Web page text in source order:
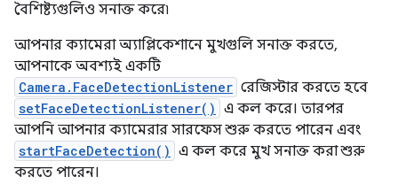
বৈশিষ্ট্যগুলিও সনাক্ত করে৷
আপনার ক্যামেরা অ্যাপ্লিকেশানে মুখগুলি সনাক্ত করতে,
আপনাকে অবশ্যই একটি
Camera.FaceDetectionListener রেজিস্টার করতে হবে
setFaceDetectionListener() এ কল করে। তারপর
আপনি আপনার ক্যামেরার সারফেস শুরু করতে পারেন এবং
startFaceDetection() এ কল করে মুখ সনাক্ত করা শুরু
করতে পারেন।